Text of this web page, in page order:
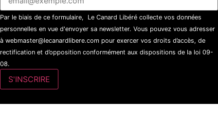
Par le biais de ce formulaire, Le Canard Libéré collecte vos données
personnelles en vue d'envoyer sa newsletter. Vous pouvez vous adresser
à webmaster@lecanardlibere.com pour exercer vos droits d’accès, de
rectification et d’opposition conformément aux dispositions de la loi 09-
08.